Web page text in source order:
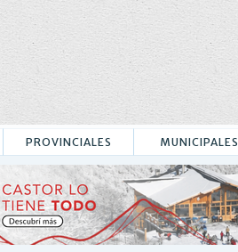
PROVINCIALES MUNICIPALES